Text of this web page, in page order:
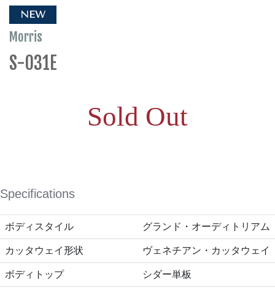
NEW
Morris
S-031E
Sold Out
Specifications
ボディスタイル グランド・オーディトリアム
カッタウェイ形状 ヴェネチアン・カッタウェイ
ボディトップ シダー単板